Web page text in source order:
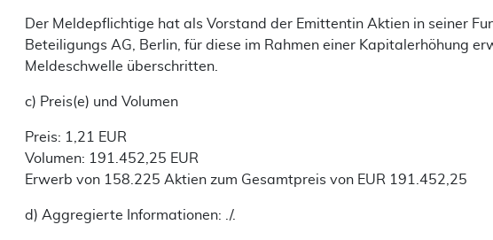
Der Meldepflichtige hat als Vorstand der Emittentin Aktien in seiner
Beteiligungs AG, Berlin, für diese im Rahmen einer Kapitalerhöhung
Meldeschwelle überschritten.
c) Preis(e) und Volumen
Preis: 1,21 EUR
Volumen: 191.452,25 EUR
Erwerb von 158.225 Aktien zum Gesamtpreis von EUR 191.452,25
d) Aggregierte Informationen: ./.